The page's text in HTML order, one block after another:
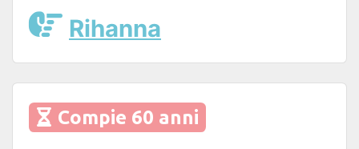
Rihanna
Compie 60 anni